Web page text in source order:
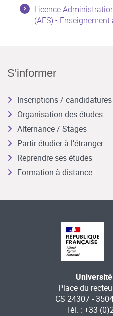
Licence
(AES) -
S'informer
Inscriptions / candidatures
Organisation des études
Alternance / Stages
Partir étudier à l’étranger
Reprendre ses études
Formation à distance
Place du
CS 24307 -
Tél. : +33